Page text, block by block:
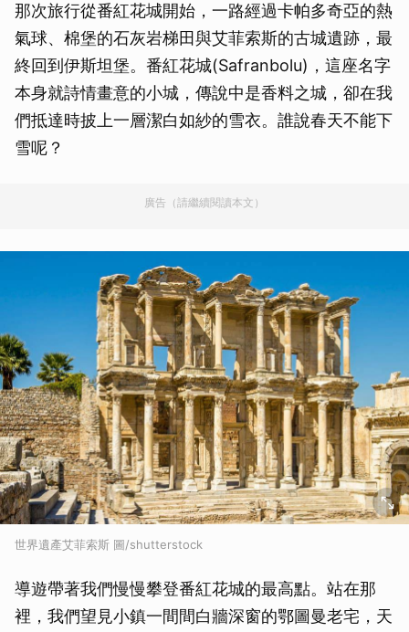
那次旅行從番紅花城開始，一路經過卡帕多奇亞的熱
氣球、棉堡的石灰岩梯田與艾菲索斯的古城遺跡，最
終回到伊斯坦堡。番紅花城(Safranbolu)，這座名字
本身就詩情畫意的小城，傳說中是香料之城，卻在我
們抵達時披上一層潔白如紗的雪衣。誰說春天不能下
雪呢？
廣告（請繼續閱讀本文）
世界遺產艾菲索斯 圖/shutterstock
導遊帶著我們慢慢攀登番紅花城的最高點。站在那
裡，我們望見小鎮一間間白牆深窗的鄂圖曼老宅，天